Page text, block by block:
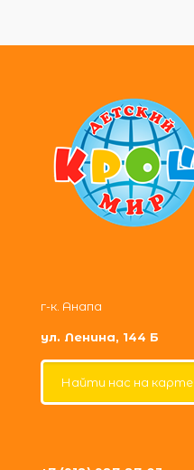
г-к. Анапа
ул. Ленина, 144 Б
Найти нас на карте